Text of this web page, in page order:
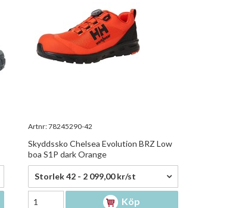
Artnr:78245290-42
Skyddssko Chelsea Evolution BRZ Low
boa S1P dark Orange
2 099,00 kr/st
Storlek 42 - 2 099,00 kr/st
Köp